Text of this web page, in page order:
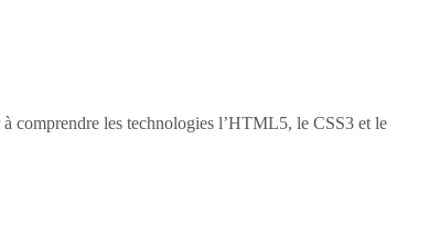
comprendre les technologies l’HTML5, le CSS3 et le